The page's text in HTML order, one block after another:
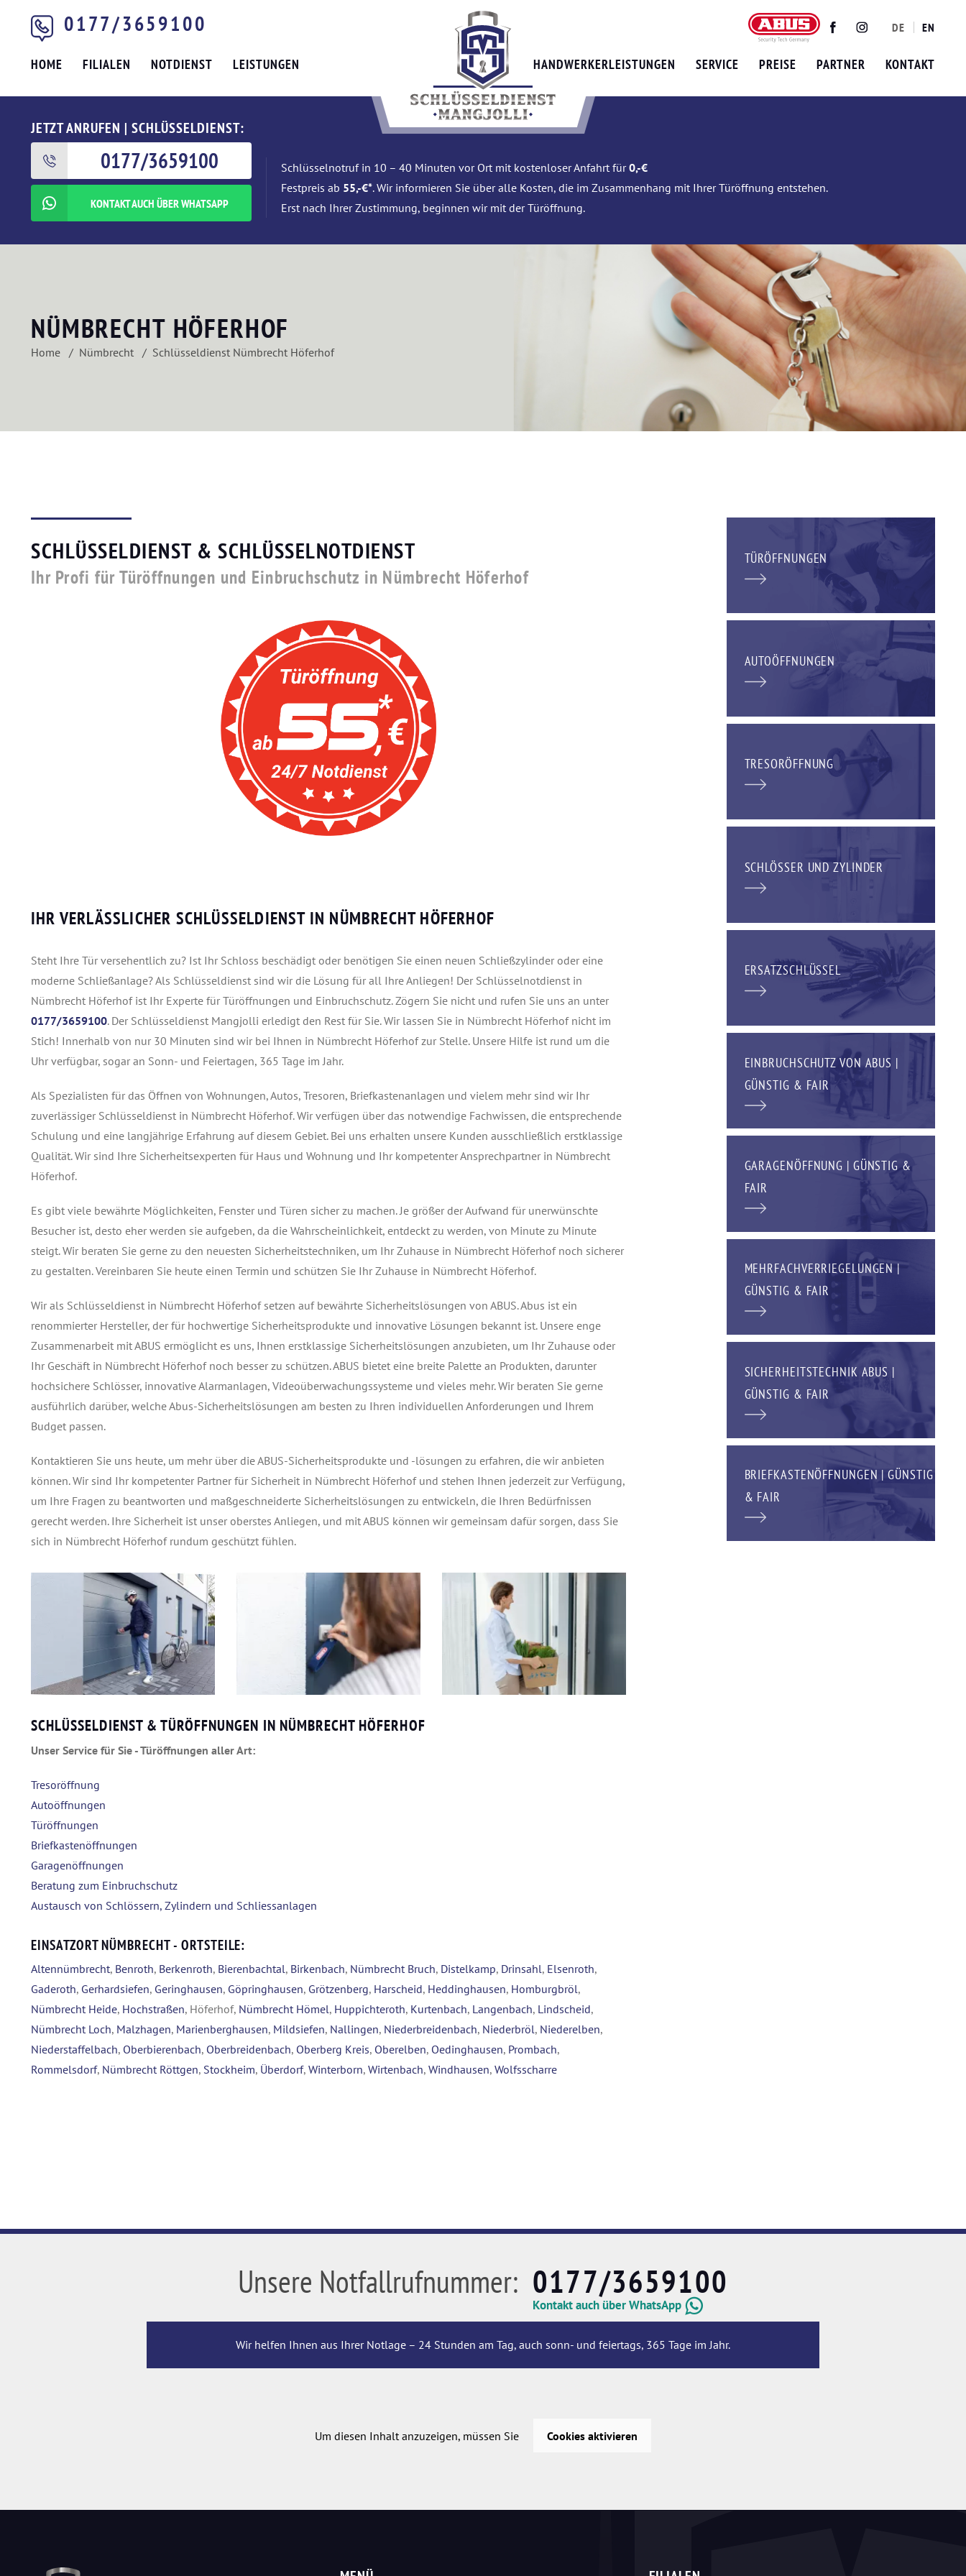
0177/3659100 TwitterFacebookInstagram
DE EN
HOME FILIALEN NOTDIENST LEISTUNGEN HANDWERKERLEISTUNGEN SERVICE PREISE PARTNER KONTAKT
JETZT ANRUFEN | SCHLÜSSELDIENST:
0177/3659100
KONTAKT AUCH ÜBER WHATSAPP
Schlüsselnotruf in 10 – 40 Minuten vor Ort mit kostenloser Anfahrt für0,-€
Festpreis ab 55,-€*. Wir informieren Sie über alle Kosten, die im Zusammenhang mit Ihrer Türöffnung entstehen.
Erst nach Ihrer Zustimmung, beginnen wir mit der Türöffnung.
NÜMBRECHT HÖFERHOF
Home Nümbrecht Schlüsseldienst Nümbrecht Höferhof
SCHLÜSSELDIENST & SCHLÜSSELNOTDIENST
Ihr Profi für Türöffnungen und Einbruchschutz in Nümbrecht Höferhof
IHR VERLÄSSLICHER SCHLÜSSELDIENST IN NÜMBRECHT HÖFERHOF
Steht Ihre Tür versehentlich zu? Ist Ihr Schloss beschädigt oder benötigen Sie einen neuen Schließzylinder oder eine
moderne Schließanlage? Als Schlüsseldienst sind wir die Lösung für all Ihre Anliegen! Der Schlüsselnotdienst in
Nümbrecht Höferhof ist Ihr Experte für Türöffnungen und Einbruchschutz. Zögern Sie nicht und rufen Sie uns an unter
0177/3659100. Der Schlüsseldienst Mangjolli erledigt den Rest für Sie. Wir lassen Sie in Nümbrecht Höferhof nicht im
Stich! Innerhalb von nur 30 Minuten sind wir bei Ihnen in Nümbrecht Höferhof zur Stelle. Unsere Hilfe ist rund um die
Uhr verfügbar, sogar an Sonn- und Feiertagen, 365 Tage im Jahr.
Als Spezialisten für das Öffnen von Wohnungen, Autos, Tresoren, Briefkastenanlagen und vielem mehr sind wir Ihr
zuverlässiger Schlüsseldienst in Nümbrecht Höferhof. Wir verfügen über das notwendige Fachwissen, die entsprechende
Schulung und eine langjährige Erfahrung auf diesem Gebiet. Bei uns erhalten unsere Kunden ausschließlich erstklassige
Qualität. Wir sind Ihre Sicherheitsexperten für Haus und Wohnung und Ihr kompetenter Ansprechpartner in Nümbrecht
Höferhof.
Es gibt viele bewährte Möglichkeiten, Fenster und Türen sicher zu machen. Je größer der Aufwand für unerwünschte
Besucher ist, desto eher werden sie aufgeben, da die Wahrscheinlichkeit, entdeckt zu werden, von Minute zu Minute
steigt. Wir beraten Sie gerne zu den neuesten Sicherheitstechniken, um Ihr Zuhause in Nümbrecht Höferhof noch sicherer
zu gestalten. Vereinbaren Sie heute einen Termin und schützen Sie Ihr Zuhause in Nümbrecht Höferhof.
Wir als Schlüsseldienst in Nümbrecht Höferhof setzen auf bewährte Sicherheitslösungen von ABUS. Abus ist ein
renommierter Hersteller, der für hochwertige Sicherheitsprodukte und innovative Lösungen bekannt ist. Unsere enge
Zusammenarbeit mit ABUS ermöglicht es uns, Ihnen erstklassige Sicherheitslösungen anzubieten, um Ihr Zuhause oder
Ihr Geschäft in Nümbrecht Höferhof noch besser zu schützen. ABUS bietet eine breite Palette an Produkten, darunter
hochsichere Schlösser, innovative Alarmanlagen, Videoüberwachungssysteme und vieles mehr. Wir beraten Sie gerne
ausführlich darüber, welche Abus-Sicherheitslösungen am besten zu Ihren individuellen Anforderungen und Ihrem
Budget passen.
Kontaktieren Sie uns heute, um mehr über die ABUS-Sicherheitsprodukte und -lösungen zu erfahren, die wir anbieten
können. Wir sind Ihr kompetenter Partner für Sicherheit in Nümbrecht Höferhof und stehen Ihnen jederzeit zur Verfügung,
um Ihre Fragen zu beantworten und maßgeschneiderte Sicherheitslösungen zu entwickeln, die Ihren Bedürfnissen
gerecht werden. Ihre Sicherheit ist unser oberstes Anliegen, und mit ABUS können wir gemeinsam dafür sorgen, dass Sie
sich in Nümbrecht Höferhof rundum geschützt fühlen.
SCHLÜSSELDIENST & TÜRÖFFNUNGEN IN NÜMBRECHT HÖFERHOF
Unser Service für Sie - Türöffnungen aller Art:
Tresoröffnung
Autoöffnungen
Türöffnungen
Briefkastenöffnungen
Garagenöffnungen
Beratung zum Einbruchschutz
Austausch von Schlössern, Zylindern und Schliessanlagen
EINSATZORT NÜMBRECHT - ORTSTEILE:
Altennümbrecht, Benroth, Berkenroth, Bierenbachtal, Birkenbach, Nümbrecht Bruch, Distelkamp, Drinsahl, Elsenroth,
Gaderoth, Gerhardsiefen, Geringhausen, Göpringhausen, Grötzenberg, Harscheid, Heddinghausen, Homburgbröl,
Nümbrecht Heide, Hochstraßen, Höferhof, Nümbrecht Hömel, Huppichteroth, Kurtenbach, Langenbach, Lindscheid,
Nümbrecht Loch, Malzhagen, Marienberghausen, Mildsiefen, Nallingen, Niederbreidenbach, Niederbröl, Niederelben,
Niederstaffelbach, Oberbierenbach, Oberbreidenbach, Oberberg Kreis, Oberelben, Oedinghausen, Prombach,
Rommelsdorf, Nümbrecht Röttgen, Stockheim, Überdorf, Winterborn, Wirtenbach, Windhausen, Wolfsscharre
TÜRÖFFNUNGEN
AUTOÖFFNUNGEN
TRESORÖFFNUNG
SCHLÖSSER UND ZYLINDER
ERSATZSCHLÜSSEL
EINBRUCHSCHUTZ VON ABUS |
GÜNSTIG & FAIR
GARAGENÖFFNUNG | GÜNSTIG &
FAIR
MEHRFACHVERRIEGELUNGEN |
GÜNSTIG & FAIR
SICHERHEITSTECHNIK ABUS |
GÜNSTIG & FAIR
BRIEFKASTENÖFFNUNGEN | GÜNSTIG
& FAIR
Unsere Notfallrufnummer: 0177/3659100
Kontakt auch über WhatsApp
Wir helfen Ihnen aus Ihrer Notlage – 24 Stunden am Tag, auch sonn- und feiertags, 365 Tage im Jahr.
Um diesen Inhalt anzuzeigen, müssen Sie Cookies aktivieren